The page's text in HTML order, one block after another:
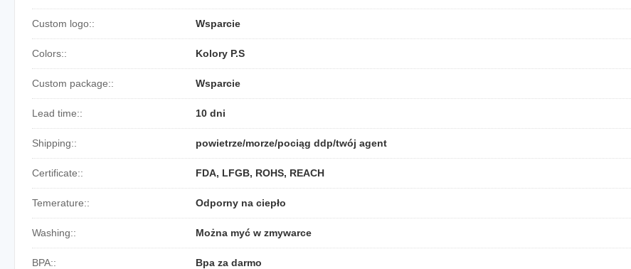
Custom logo:: Wsparcie
Colors:: Kolory P.S
Custom package:: Wsparcie
Lead time:: 10 dni
Shipping:: powietrze/morze/pociąg ddp/twój agent
Certificate:: FDA, LFGB, ROHS, REACH
Temerature:: Odporny na ciepło
Washing:: Można myć w zmywarce
BPA:: Bpa za darmo